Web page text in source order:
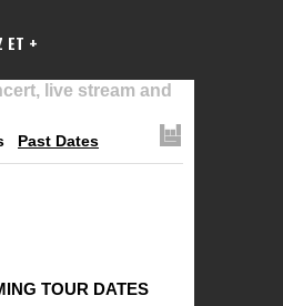
ET +
live stream and
Past Dates
TOUR DATES